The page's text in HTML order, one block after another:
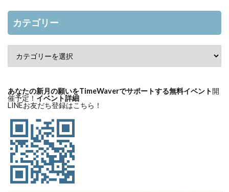
カテゴリー
あなたの新月の願いをTimeWaverでサポートする無料イベント開
催予定！ イベント詳細
LINEお友だち登録はこちら！